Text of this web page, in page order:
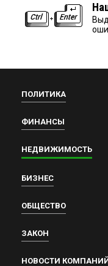
ПОЛИТИКА
ФИНАНСЫ
НЕДВИЖИМОСТЬ
БИЗНЕС
ОБЩЕСТВО
ЗАКОН
НОВОСТИ